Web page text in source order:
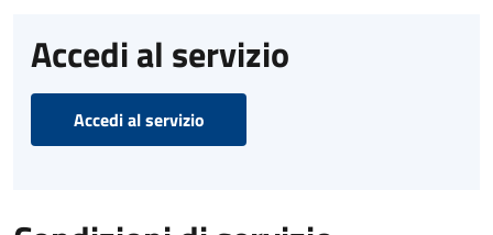
Accedi al servizio
Accedi al servizio